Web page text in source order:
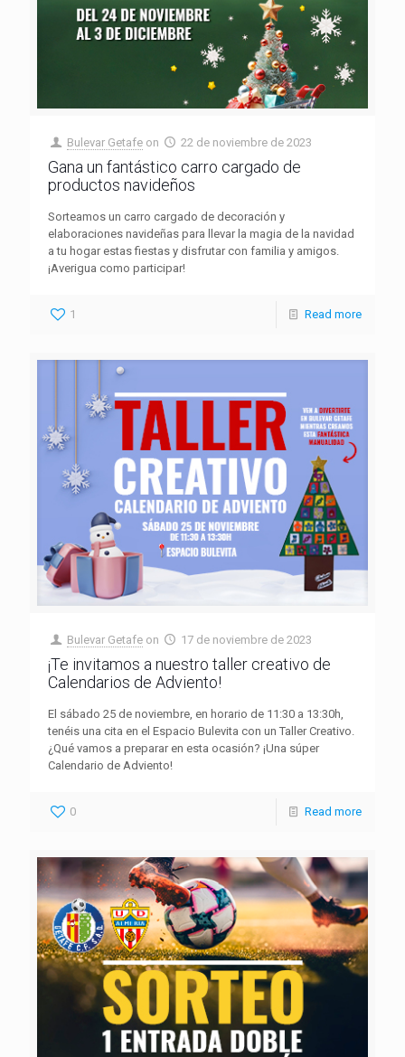
Bulevar Getafe on 22 de noviembre de 2023
Gana un fantástico carro cargado de
productos navideños
Sorteamos un carro cargado de decoración y
elaboraciones navideñas para llevar la magia de la navidad
a tu hogar estas fiestas y disfrutar con familia y amigos.
¡Averigua como participar!
1 Read more
Bulevar Getafe on 17 de noviembre de 2023
¡Te invitamos a nuestro taller creativo de
Calendarios de Adviento!
El sábado 25 de noviembre, en horario de 11:30 a 13:30h,
tenéis una cita en el Espacio Bulevita con un Taller Creativo.
¿Qué vamos a preparar en esta ocasión? ¡Una súper
Calendario de Adviento!
0 Read more